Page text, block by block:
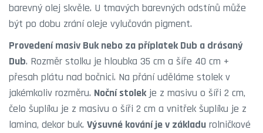
barevný olej skvěle. U tmavých barevných odstínů může
být po dobu zrání oleje vylučován pigment.
Provedení masiv Buk nebo za příplatek Dub a drásaný
Dub. Rozměr stolku je hloubka 35 cm a šíře 40 cm +
přesah plátu nad bočnici. Na přání uděláme stolek v
jakémkoliv rozměru. Noční stolekje z masivu o šíři 2 cm,
čelo šuplíku je z masivu o šíři 2 cm a vnitřek šuplíku je z
lamina, dekor buk. Výsuvné kování je v základu rolničkové